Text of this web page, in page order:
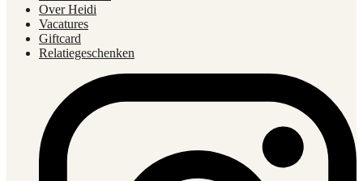
Over Heidi
Vacatures
Giftcard
Relatiegeschenken